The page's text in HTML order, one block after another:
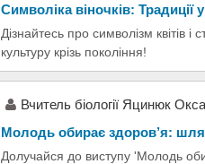
Символіка віночків: Традиції
Дізнайтесь про символізм квітів і
культуру крізь покоління!
Вчитель біології Яцинюк
Молодь обирає здоров’я:
Долучайся до виступу 'Молодь